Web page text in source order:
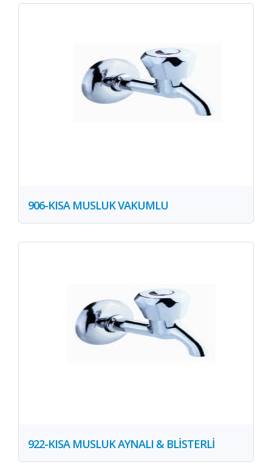
906-KISA MUSLUK VAKUMLU
922-KISA MUSLUK AYNALI & BLİSTERLİ